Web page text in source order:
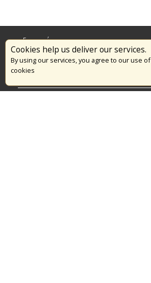
Cookies help us deliver our services.
By using our services, you agree to our use of
cookies
Επικαιρότητα
Το Πυροσβεστικό Σώμα